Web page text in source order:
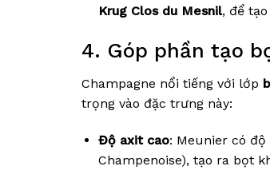
Krug Clos du Mesnil, để
4. Góp phần tạo
Champagne nổi tiếng với lớp
trọng vào đặc trưng này:
Độ axit cao: Meunier có
Champenoise), tạo ra bọt